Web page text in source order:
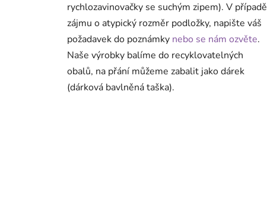
rychlozavinovačky se suchým zipem). V případě
zájmu o atypický rozměr podložky, napište váš
požadavek do poznámky nebo se nám ozvěte.
Naše výrobky balíme do recyklovatelných
obalů, na přání můžeme zabalit jako dárek
(dárková bavlněná taška).